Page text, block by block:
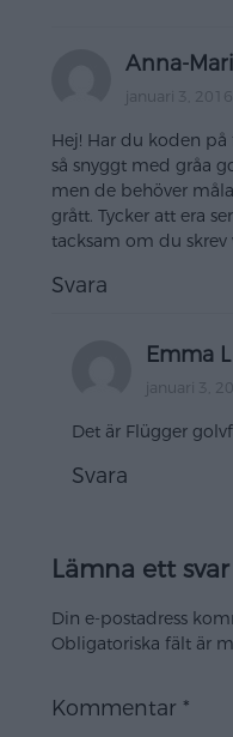
Anna-
januari 3,
Hej! Har du koden
så snyggt med gråa
men de behöver
grått. Tycker att era
tacksam om du skrev
Svara
Emma L
januari 3,
Det är Flügger
Svara
Lämna ett svar
Din e-postadress
Obligatoriska fält är
Kommentar *